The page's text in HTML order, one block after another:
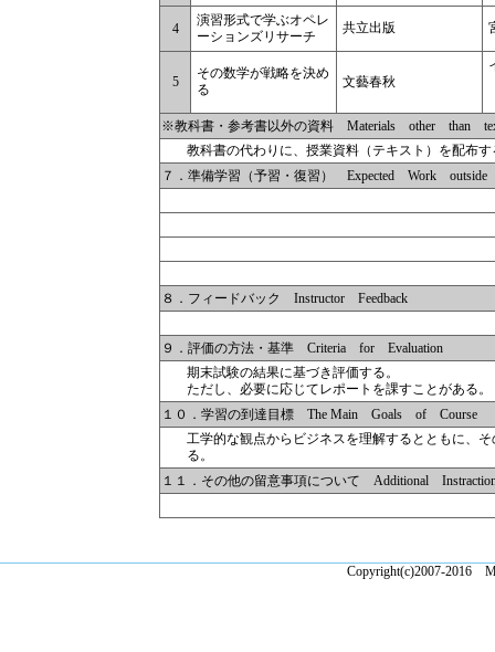
4
演習形式で学ぶオペレ
ーションズリサーチ
共立出版
5
その数学が戦略を決め
る
文藝春秋
※教科書・参考書以外の資料 Materials other than
教科書の代わりに、授業資料（テキスト）を配布す
７．準備学習（予習・復習） Expected Work
８．フィードバック Instructor Feedback
９．評価の方法・基準 Criteria for Evaluation
期末試験の結果に基づき評価する。
ただし、必要に応じてレポートを課すことがある。
１０．学習の到達目標 The Main Goals of Course
工学的な観点からビジネスを理解するとともに、
る。
１１．その他の留意事項について Additional
Copyright(c)2007-2016